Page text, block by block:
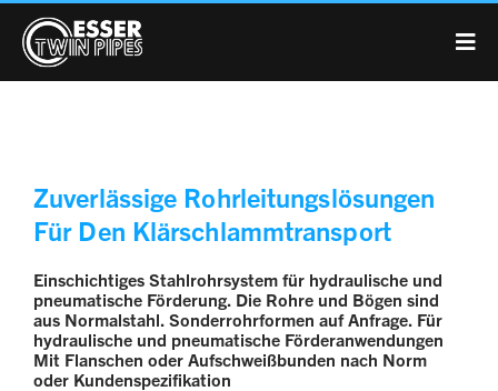
Zuverlässige Rohrleitungslösungen
Für Den Klärschlammtransport
Einschichtiges Stahlrohrsystem für hydraulische und
pneumatische Förderung. Die Rohre und Bögen sind
aus Normalstahl. Sonderrohrformen auf Anfrage. Für
hydraulische und pneumatische Förderanwendungen
Mit Flanschen oder Aufschweißbunden nach Norm
oder Kundenspezifikation